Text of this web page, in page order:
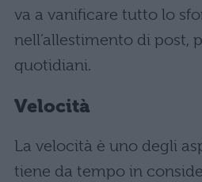
va a vanificare tutto lo
nell’allestimento di post,
quotidiani.
Velocità
La velocità è uno degli
tiene da tempo in